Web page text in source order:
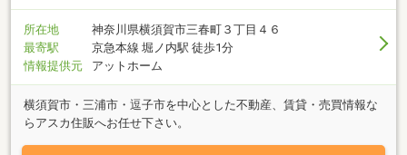
所在地
神奈川県横須賀市三春町３丁目４６
最寄駅
京急本線 堀ノ内駅 徒歩1分
情報提供元
アットホーム
横須賀市・三浦市・逗子市を中心とした不動産、賃貸・売買情報な
らアスカ住販へお任せ下さい。